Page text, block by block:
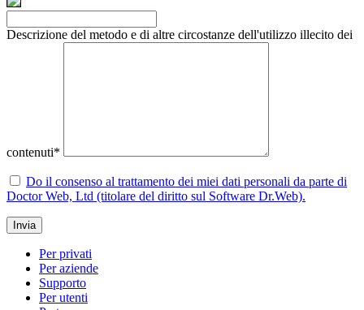
Descrizione del metodo e di altre circostanze dell'utilizzo illecito dei
contenuti*
Do il consenso al trattamento dei miei dati personali da parte di
Doctor Web, Ltd (titolare del diritto sul Software Dr.Web).
Invia
Per privati
Per aziende
Supporto
Per utenti